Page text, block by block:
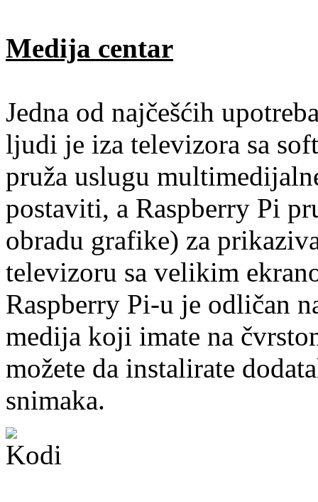
Medija centar
Jedna od najčešćih
ljudi je iza televizora sa
pruža uslugu
postaviti, a Raspberry Pi
obradu grafike) za
televizoru sa velikim
Raspberry Pi-u je odličan
medija koji imate na
možete da instalirate
snimaka.